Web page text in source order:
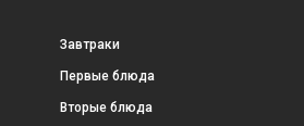
Завтраки
Первые блюда
Вторые блюда